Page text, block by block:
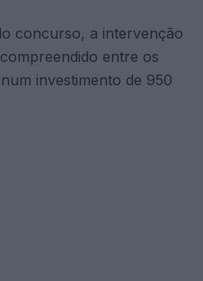
concurso, a intervenção
entre os
investimento de 950